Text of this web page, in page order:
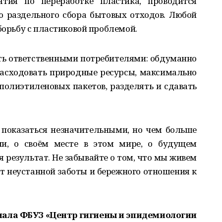
сбора бытовых отходов. Любой
с пластиковой проблемой.
ответственными потребителями: обдуманно
природные ресурсы, максимально
пакетов, разделять и сдавать
незначительными, но чем больше
о своём месте в этом мире, о будущем
результат. Не забывайте о том, что мы живем
неустанной заботы и бережного отношения к
ФБУЗ «Центр гигиены и эпидемиологии